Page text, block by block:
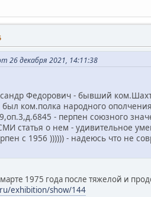
26 декабря 2021, 14:11:38
Федорович - бывший
ком.полка народного ополчения
- перпен союзного
о нем - удивительное
с 1956 )))))) - надеюсь что не
1975 года после тяжелой и
exhibition/show/144